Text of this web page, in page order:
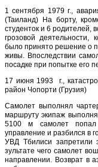
1 сентября 1979 г.,
(Таиланд) На борту,
студенток и 6
грозовой
было принято решение о
живы. Впоследствии
посадке при попытке его
17 июня 1993 г.,
район Чопорти (Грузия)
Самолет выполнял
маршруту экипаж
5100 м са­молет попал
управление и разбился в
УВД Тбилиси запретили
зультате чего самолет
направлении. Возврат в